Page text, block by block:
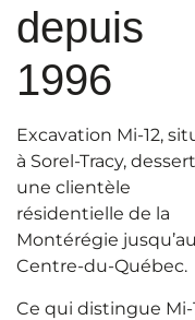
depuis
1996
Excavation Mi-12,
à Sorel-Tracy, dessert
une clientèle
résidentielle de la
Montérégie jusqu’au
Centre-du-Québec.
Ce qui distingue Mi-